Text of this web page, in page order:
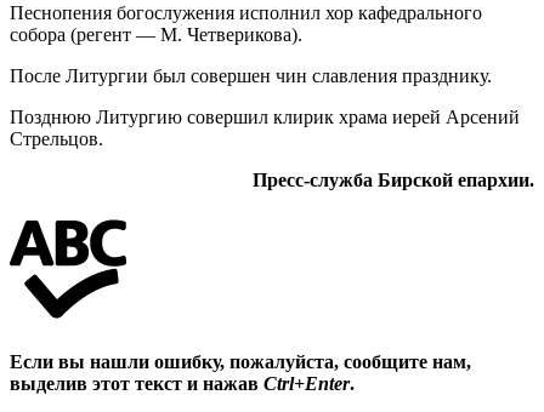
Песнопения богослужения исполнил хор кафедрального
собора (регент — М. Четверикова).
После Литургии был совершен чин славления празднику.
Позднюю Литургию совершил клирик храма иерей Арсений
Стрельцов.
Пресс-служба Бирской епархии.
Если вы нашли ошибку, пожалуйста, сообщите нам,
выделив этот текст и нажав Ctrl+Enter.